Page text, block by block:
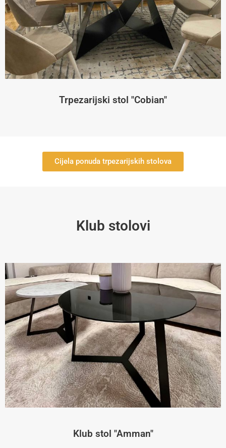
Trpezarijski stol "Cobian"
Cijela ponuda trpezarijskih stolova
Klub stolovi
Klub stol "Amman"